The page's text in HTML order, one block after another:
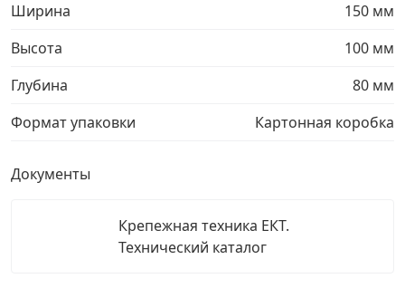
Ширина
150 мм
Высота
100 мм
Глубина
80 мм
Формат упаковки
Картонная коробка
Документы
Крепежная техника ЕКТ.
Технический каталог